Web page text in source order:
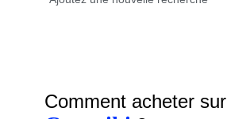
Comment acheter sur